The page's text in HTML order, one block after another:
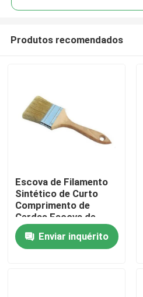
Produtos
Quem Somos
Produtos recomendados
Escova de Filamento
Sintético de Curto
Comprimento de
Cerdas Escova de
Filamento Oco de
Poliéster Ideal para
Aplicações de
Enviar inquérito